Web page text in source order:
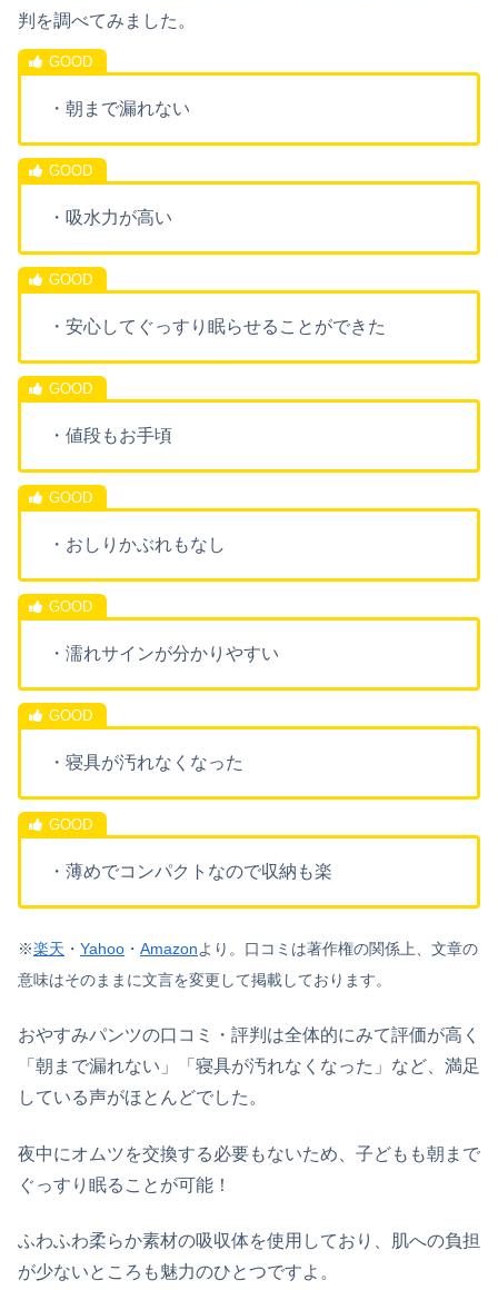
判を調べてみました。
・朝まで漏れない
・吸水力が高い
・安心してぐっすり眠らせることができた
・値段もお手頃
・おしりかぶれもなし
・濡れサインが分かりやすい
・寝具が汚れなくなった
・薄めでコンパクトなので収納も楽
※楽天 ・ Yahoo ・ Amazonより。 口コミは著作権の関係上、文章の
意味はそのままに文言を変更して掲載しております。
おやすみパンツの口コミ・評判は全体的にみて評価が高く
「朝まで漏れない」「寝具が汚れなくなった」など、満足
している声がほとんどでした。
夜中にオムツを交換する必要もないため、子どもも朝まで
ぐっすり眠ることが可能！
ふわふわ柔らか素材の吸収体を使用しており、肌への負担
が少ないところも魅力のひとつですよ。